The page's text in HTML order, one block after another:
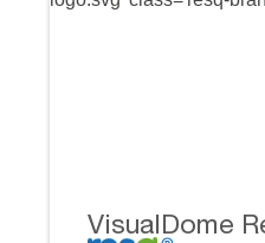
VisualDome